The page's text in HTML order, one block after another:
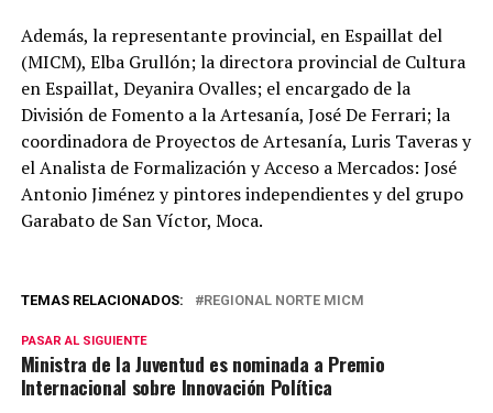
Además, la representante provincial, en Espaillat del
(MICM), Elba Grullón; la directora provincial de Cultura
en Espaillat, Deyanira Ovalles; el encargado de la
División de Fomento a la Artesanía, José De Ferrari; la
coordinadora de Proyectos de Artesanía, Luris Taveras y
el Analista de Formalización y Acceso a Mercados: José
Antonio Jiménez y pintores independientes y del grupo
Garabato de San Víctor, Moca.
TEMAS RELACIONADOS: REGIONAL NORTE MICM
PASAR AL SIGUIENTE
Ministra de la Juventud es nominada a Premio
Internacional sobre Innovación Política